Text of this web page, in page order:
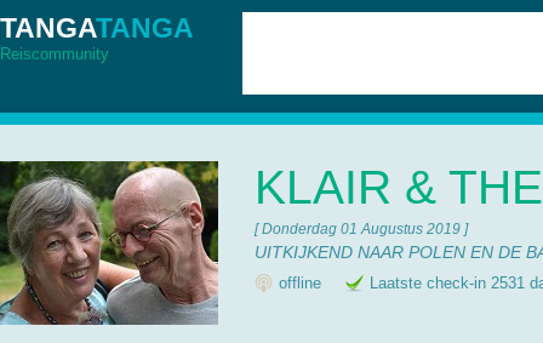
TANGATANGA
Reiscommunity
KLAIR &
[ Donderdag 01 Augustus 2019 ]
UITKIJKEND NAAR POLEN EN DE
offline Laatste check-in 2531